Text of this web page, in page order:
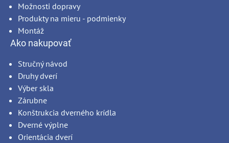
Možnosti dopravy
Produkty na mieru - podmienky
Montáž
Ako nakupovať
Stručný návod
Druhy dverí
Výber skla
Zárubne
Konštrukcia dverného krídla
Dverné výplne
Orientácia dverí